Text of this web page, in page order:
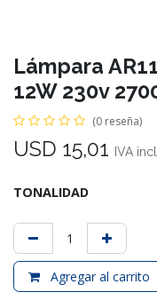
Lámpara
12W 230v
(0 reseña)
USD 15,01 IVA
TONALIDAD
Agregar al carrito